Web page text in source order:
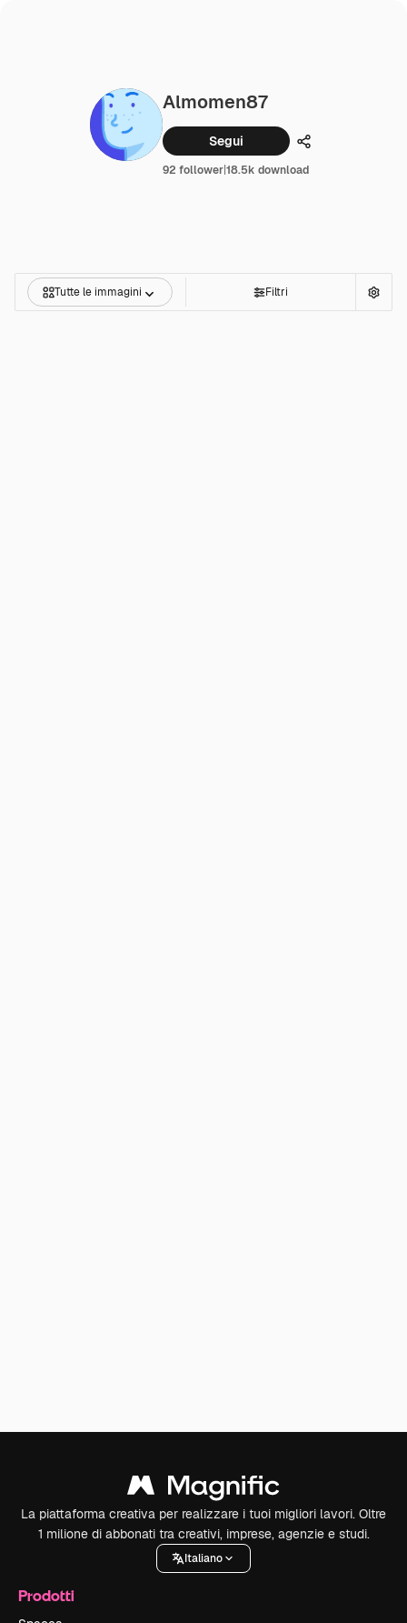
Almomen87
Segui Condividi
92 follower|18.5k download
Tutte le immagini Filtri
La piattaforma creativa per realizzare i tuoi migliori lavori. Oltre
1 milione di abbonati tra creativi, imprese, agenzie e studi.
Italiano
Prodotti